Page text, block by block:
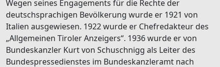
Wegen seines Engagements für die Rechte der
deutschsprachigen Bevölkerung wurde er 1921 von
Italien ausgewiesen. 1922 wurde er Chefredakteur des
„Allgemeinen Tiroler Anzeigers“. 1936 wurde er von
Bundeskanzler Kurt von Schuschnigg als Leiter des
Bundespressedienstes im Bundeskanzleramt nach